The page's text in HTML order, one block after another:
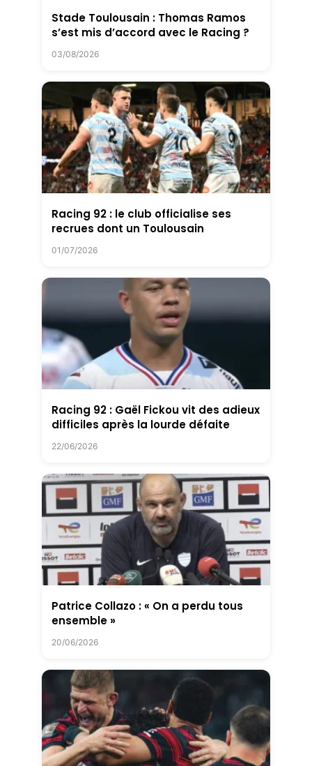
Stade Toulousain : Thomas Ramos
s’est mis d’accord avec le Racing ?
03/08/2026
Racing 92 : le club officialise ses
recrues dont un Toulousain
01/07/2026
Racing 92 : Gaël Fickou vit des adieux
difficiles après la lourde défaite
22/06/2026
Patrice Collazo : « On a perdu tous
ensemble »
20/06/2026